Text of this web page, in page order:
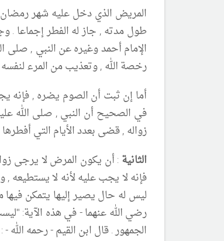
المريض الذي دخل عليه شهر
طول مدته , جاز له الفطر إجماعا .
الإمام أحمد وغيره عن النبي , صلى
رخصة الله , وتعذيب من المرء
أما إن ثبت أن الصوم يضره , فإنه
في الصحيح أن النبي , صلى الله
زواله , قضى بعدد الأيام التي أفطرها
الثانية : أن يكون المرض لا يرجى
فإنه لا يجب عليه لأنه لا يستطيعه
ليس له حال يصير إليها يتمكن
رضي الله عنهما - في هذه الآية:
الجمهور . قال ابن القيم - رحمه الله